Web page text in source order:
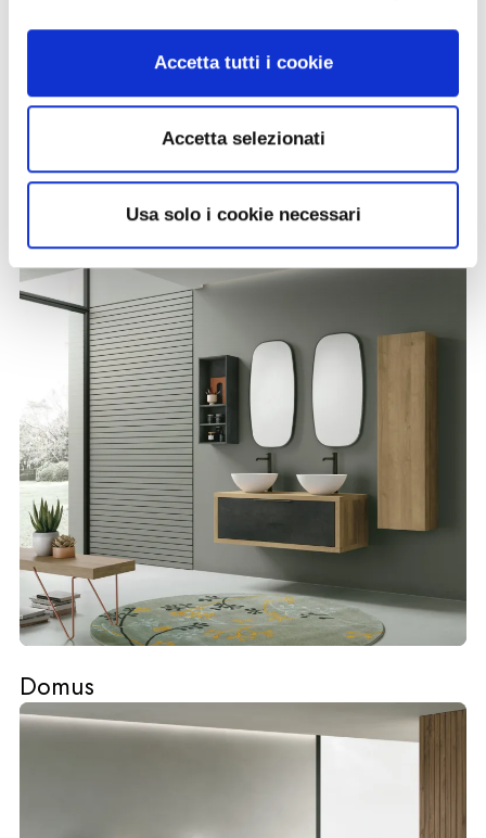
Accetta tutti i cookie
Accetta selezionati
Usa solo i cookie necessari
Domus